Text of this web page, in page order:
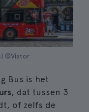
©Viator
Bus is het
, dat tussen 3
of zelfs de